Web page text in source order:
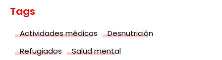
Tags
Actividades médicas
Desnutrición
Refugiados
Salud mental